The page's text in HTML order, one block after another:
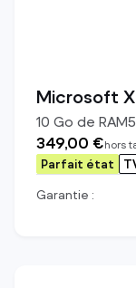
Microsoft
10 Go de RAM
349,00 €hors
Parfait état
Garantie :